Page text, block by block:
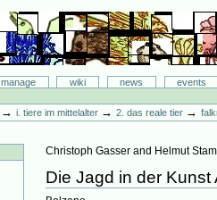
manage wiki news
events
→i. tiere im mittelalter →2. das reale tier →
Christoph Gasser and Helmut
Die Jagd in der Kunst